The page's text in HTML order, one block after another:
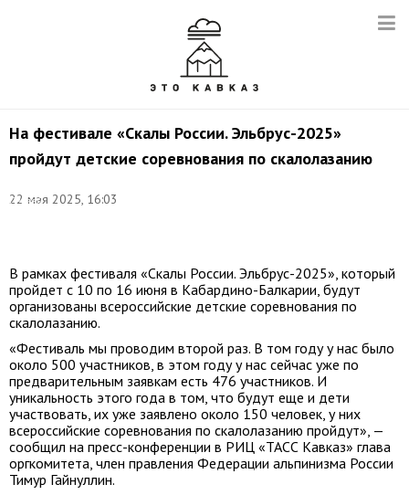
На фестивале «Скалы России. Эльбрус-2025»
пройдут детские соревнования по скалолазанию
22 мая 2025, 16:03
Сергей
В рамках фестиваля «Скалы России. Эльбрус-2025», который
пройдет с 10 по 16 июня в Кабардино-Балкарии, будут
организованы всероссийские детские соревнования по
скалолазанию.
«Фестиваль мы проводим второй раз. В том году у нас было
около 500 участников, в этом году у нас сейчас уже по
предварительным заявкам есть 476 участников. И
уникальность этого года в том, что будут еще и дети
участвовать, их уже заявлено около 150 человек, у них
всероссийские соревнования по скалолазанию пройдут», —
сообщил на пресс-конференции в РИЦ «ТАСС Кавказ» глава
оргкомитета, член правления Федерации альпинизма России
Тимур Гайнуллин.